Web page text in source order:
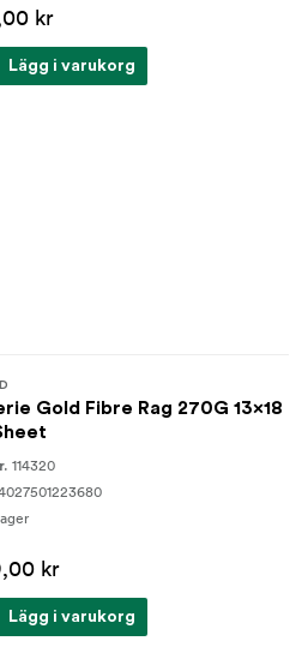
kr
Lägg i varukorg
Gold Fibre Rag 270G 13x18
114320
kr
Lägg i varukorg